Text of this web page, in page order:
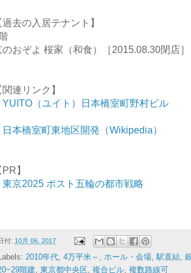
過去の入居テナント】
のおぞよ 桜家（和食）［2015.08.30閉店］
関連リンク】
YUITO（ユイト）日本橋室町野村ビル
日本橋室町東地区開発（Wikipedia）
PR】
東京2025 ポスト五輪の都市戦略
付: 10月 06, 2017
2010年代, 4万平米～ , ホール・会場,駅直結,
階建, 東京都中央区, 複合ビル, 複数路線可